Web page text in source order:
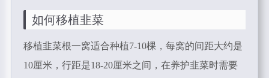
如何移植韭菜
移植韭菜根一窝适合种植7-10棵，每窝的间距大约是
10厘米，行距是18-20厘米之间，在养护韭菜时需要